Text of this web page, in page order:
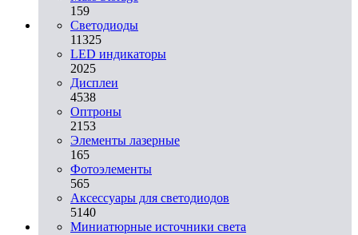
159
Светодиоды
11325
LED индикаторы
2025
Дисплеи
4538
Оптроны
2153
Элементы лазерные
165
Фотоэлементы
565
Аксессуары для светодиодов
5140
Миниатюрные источники света